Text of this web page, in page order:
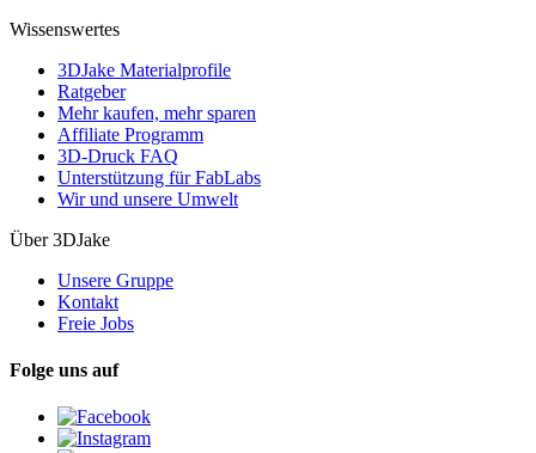
Wissenswertes
3DJake Materialprofile
Ratgeber
Mehr kaufen, mehr sparen
Affiliate Programm
3D-Druck FAQ
Unterstützung für FabLabs
Wir und unsere Umwelt
Über 3DJake
Unsere Gruppe
Kontakt
Freie Jobs
Folge uns auf